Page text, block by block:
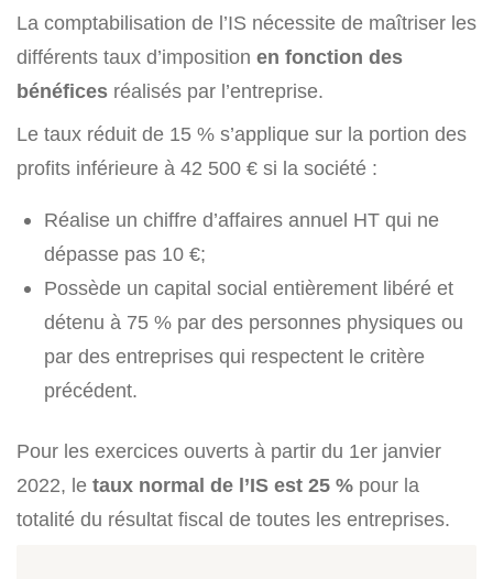
La comptabilisation de l’IS nécessite de maîtriser les
différents taux d’imposition en fonction des
bénéfices réalisés par l’entreprise.
Le taux réduit de 15 % s’applique sur la portion des
profits inférieure à 42 500 € si la société :
Réalise un chiffre d’affaires annuel HT qui ne
dépasse pas 10 €;
Possède un capital social entièrement libéré et
détenu à 75 % par des personnes physiques ou
par des entreprises qui respectent le critère
précédent.
Pour les exercices ouverts à partir du 1er janvier
2022, le taux normal de l’IS est 25 % pour la
totalité du résultat fiscal de toutes les entreprises.